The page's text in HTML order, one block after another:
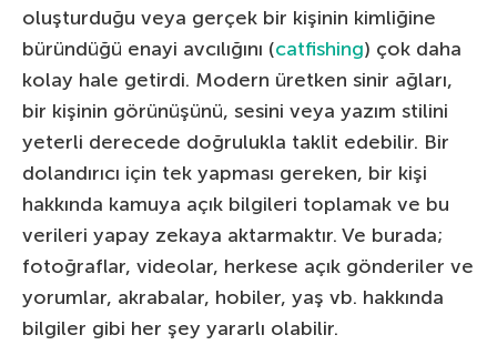
oluşturduğu veya gerçek bir kişinin kimliğine
büründüğü enayi avcılığını (catfishing) çok daha
kolay hale getirdi. Modern üretken sinir ağları,
bir kişinin görünüşünü, sesini veya yazım stilini
yeterli derecede doğrulukla taklit edebilir. Bir
dolandırıcı için tek yapması gereken, bir kişi
hakkında kamuya açık bilgileri toplamak ve bu
verileri yapay zekaya aktarmaktır. Ve burada;
fotoğraflar, videolar, herkese açık gönderiler ve
yorumlar, akrabalar, hobiler, yaş vb. hakkında
bilgiler gibi her şey yararlı olabilir.